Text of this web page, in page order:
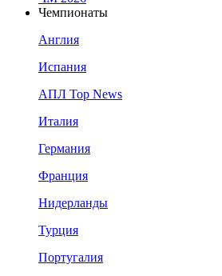
Чемпионаты
Англия
Испания
АПЛ Top News
Италия
Германия
Франция
Нидерланды
Турция
Португалия